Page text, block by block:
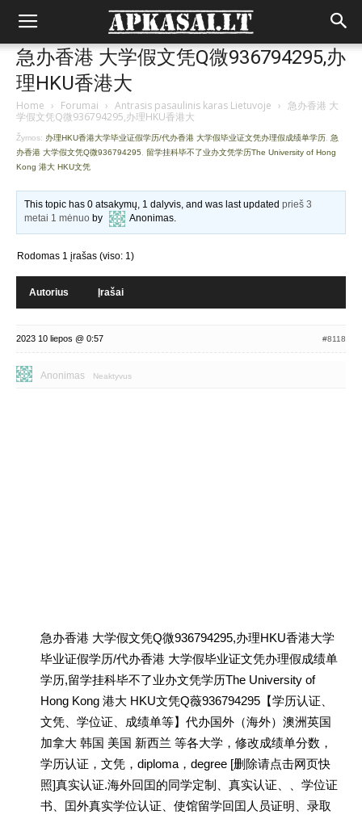
急办香港 大学假文凭Q微936794295,办
理HKU香港大
Home › Forumai › Antrasis pasaulinis karas Lietuvoje › 急办香港 大
学假文凭Q微936794295,办理HKU香港大
Žymos: 办理HKU香港大学毕业证假学历/代办香港 大学假毕业证文凭办理假成绩单学历 急
办香港 大学假文凭Q微936794295
留学挂科毕不了业办文凭学历The University of Hong
Kong 港大 HKU文凭
This topic has 0 atsakymų, 1 dalyvis, and was last updatedprieš 3
metai 1 mėnuo by Anonimas.
Rodomas 1 įrašas (viso: 1)
Autorius Įrašai
2023 10 liepos @ 0:57 #8118
Anonimas Neaktyvus
急办香港 大学假文凭Q微936794295,办理HKU香港大学
毕业证假学历/代办香港 大学假毕业证文凭办理假成绩单
学历,留学挂科毕不了业办文凭学历The University of
Hong Kong 港大 HKU文凭Q薇936794295【学历认证、
文凭、学位证、成绩单等】代办国外（海外）澳洲英国
加拿大 韩国 美国 新西兰 等各大学，修改成绩单分数，
学历认证，文凭，diploma，degree [删除请点击网页快
照]真实认证.海外回囯的同学定制、真实认证、、学位证
书、囯外真实学位认证、使馆留学回囯人员证明、录取